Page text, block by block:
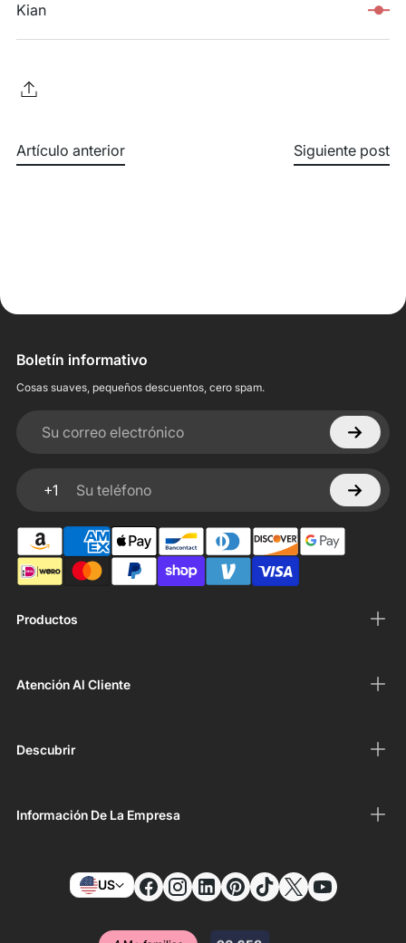
Kian
Artículo anterior Siguiente post
Productos
Atención Al Cliente
Descubrir
Información De La Empresa
Boletín informativo
Cosas suaves, pequeños descuentos, cero spam.
Su correo electrónico
+1
Su teléfono
US